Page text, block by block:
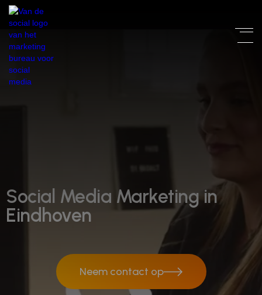
Social Media Marketing in
Eindhoven
Neem contact op